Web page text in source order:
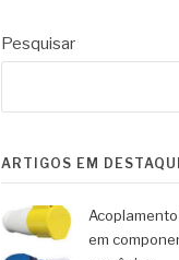
Pesquisar
ARTIGOS EM
em